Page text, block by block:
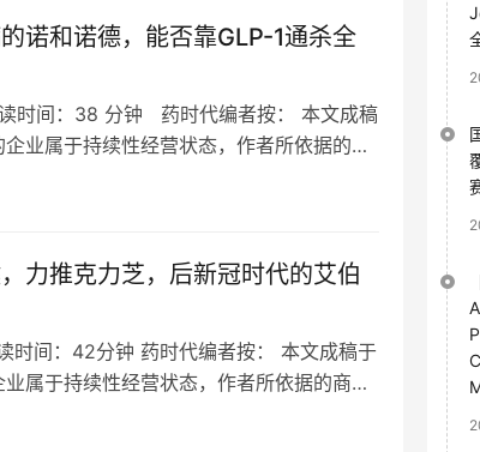
诺和诺德，能否靠GLP-1通杀全
时间：38 分钟 药时代编者按： 本文成稿
业属于持续性经营状态，作者所依据的商
力推克力芝，后新冠时代的艾伯
时间：42分钟 药时代编者按： 本文成稿于
属于持续性经营状态，作者所依据的商业